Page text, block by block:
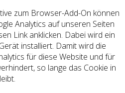
zum Browser-Add-On können
Analytics auf unseren Seiten
Link anklicken. Dabei wird ein
installiert. Damit wird die
für diese Website und für
so lange das Cookie in